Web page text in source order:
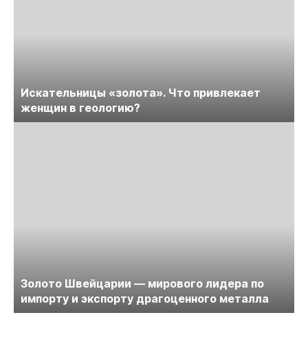
Искательницы «золота». Что привлекает
женщин в геологию?
Золото Швейцарии — мирового лидера по
импорту и экспорту драгоценного металла